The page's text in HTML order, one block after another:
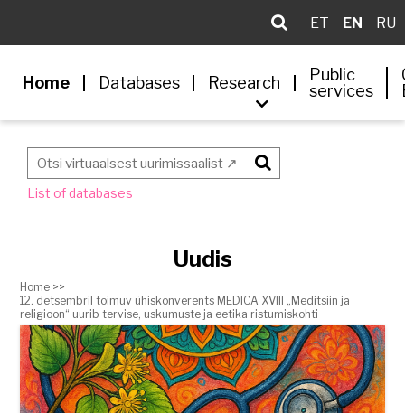
ET EN RU
Home Databases Research
Public
services
Otsi
List of databases
Uudis
Home >>
12. detsembril toimuv ühiskonverents MEDICA XVIII „Meditsiin ja
religioon“ uurib tervise, uskumuste ja eetika ristumiskohti